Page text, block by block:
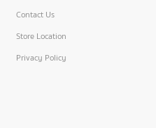
Contact Us
Store Location
Privacy Policy